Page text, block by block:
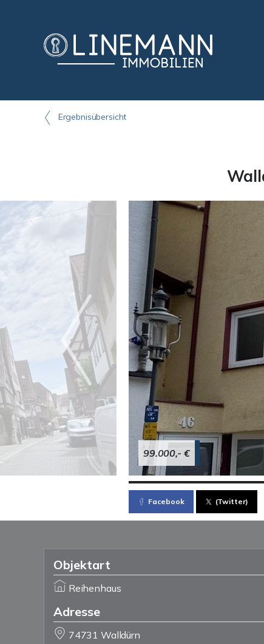
Ergebnisübersicht
99.000,- €
Facebook (Twitter)
Objektart
Reihenhaus
Adresse
74731 Walldürn